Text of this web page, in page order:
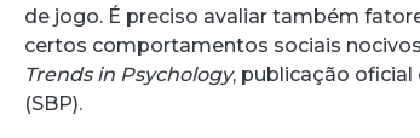
de jogo. É preciso avaliar também
certos comportamentos sociais
Trends in Psychology, publicação oficial
(SBP).